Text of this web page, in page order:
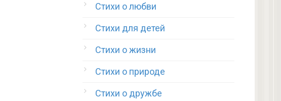
Стихи о любви
Стихи для детей
Стихи о жизни
Стихи о природе
Стихи о дружбе